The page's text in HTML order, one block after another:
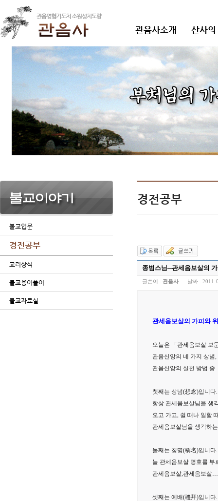
관음사소개 산사
불교입문
경전공부
교리상식
불교용어풀이
불교자료실
경전공부
종범스님─관세음보살의
글쓴이 : 관음사 날짜 : 2011-
관세음보살의 가피와
오늘은 「관세음보살 보
관음신앙의 네 가지 상념
관음신앙의 실천 방법 중
첫째는 상념(想念)입니다.
항상 관세음보살님을 생
오고 가고, 쉴 때나 일할
관세음보살님을 생각하
둘째는 칭명(稱名)입니다.
늘 관세음보살 명호를 부
관세음보살,관세음보살
셋째는 예배(禮拜)입니다.